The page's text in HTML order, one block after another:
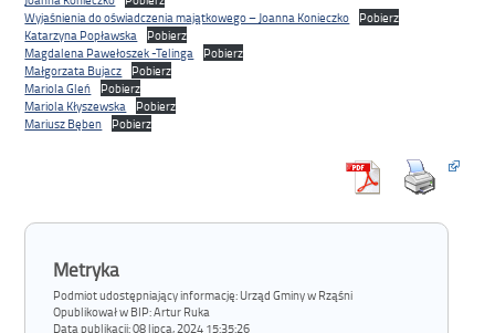
Wyjaśnienia do oświadczenia majątkowego – Joanna Konieczko
Pobierz
Katarzyna Popławska
Pobierz
Magdalena Pawełoszek -Telinga
Pobierz
Małgorzata Bujacz
Pobierz
Mariola Gleń
Pobierz
Mariola Kłyszewska
Pobierz
Mariusz Bęben
Pobierz
Metryka
Podmiot udostępniający informację: Urząd Gminy w Rząśni
Opublikował w BIP:Artur Ruka
Data publikacji:08 lipca, 2024 15:35:26